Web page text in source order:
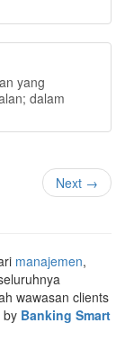
yang
dalam
Next →
manajemen,
wawasan clients
by Banking Smart